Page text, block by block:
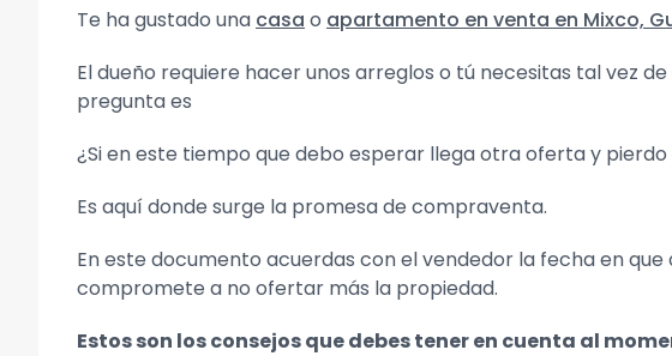
Te ha gustado una casa o apartamento en venta en Mixco,
El dueño requiere hacer unos arreglos o tú necesitas tal vez
pregunta es
¿Si en este tiempo que debo esperar llega otra oferta y
Es aquí donde surge la promesa de compraventa.
En este documento acuerdas con el vendedor la fecha en
compromete a no ofertar más la propiedad.
Estos son los consejos que debes tener en cuenta al